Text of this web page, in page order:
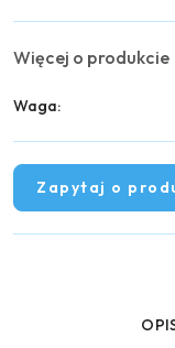
Więcej o produkcie
Waga:
Zapytaj o